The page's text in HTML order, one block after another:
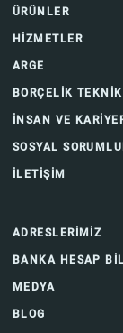
ÜRÜNLER
HİZMETLER
ARGE
BORÇELİK
İNSAN VE
SOSYAL
İLETİŞİM
ADRESLERİMİZ
BANKA HESAP
MEDYA
BLOG